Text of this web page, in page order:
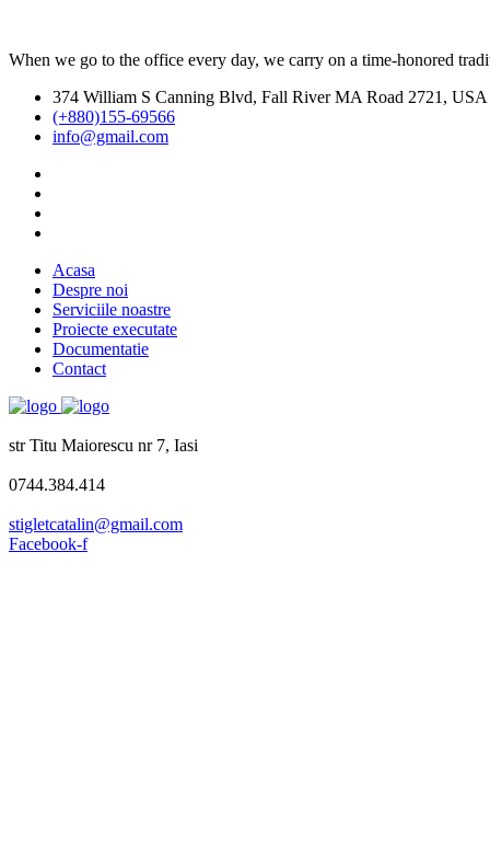
When we go to the office every day, we carry on a time-honored
374 William S Canning Blvd, Fall River MA Road 2721, USA
(+880)155-69566
info@gmail.com
Acasa
Despre noi
Serviciile noastre
Proiecte executate
Documentatie
Contact
str Titu Maiorescu nr 7, Iasi
0744.384.414
stigletcatalin@gmail.com
Facebook-f